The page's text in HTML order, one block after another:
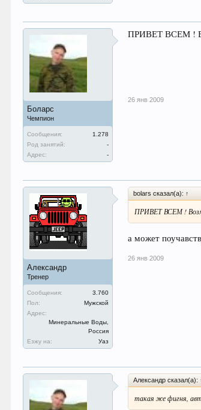
Боларс
Чемпион
Сообщения:
1.278
Род занятий:
-
Адрес:
-
ПРИВЕТ ВСЕМ !
26 янв 2009
Александр
Тренер
Сообщения:
3.760
Пол:
Мужской
Адрес:
Минеральные Воды,
Россия
Езжу на:
Уаз
bolars сказал(а): ↑
ПРИВЕТ ВСЕМ !
а может
26 янв 2009
Александр сказал(а):
такая же фигня,